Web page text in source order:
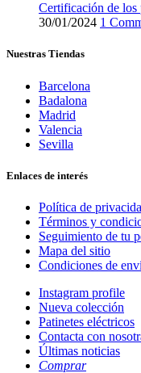
Certificación de los
30/01/2024 1
Nuestras Tiendas
Barcelona
Badalona
Madrid
Valencia
Sevilla
Enlaces de interés
Política de
Términos y
Seguimiento de tu
Mapa del sitio
Condiciones de
Instagram profile
Nueva colección
Patinetes eléctricos
Contacta con
Últimas noticias
Comprar